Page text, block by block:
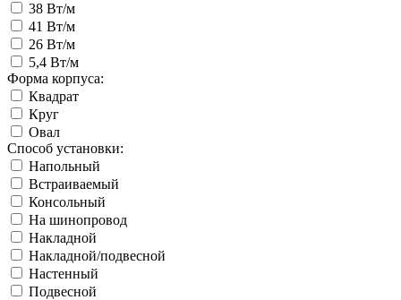
38 Вт/м
41 Вт/м
26 Вт/м
5,4 Вт/м
Форма корпуса:
Квадрат
Круг
Овал
Способ установки:
Напольный
Встраиваемый
Консольный
На шинопровод
Накладной
Накладной/подвесной
Настенный
Подвесной